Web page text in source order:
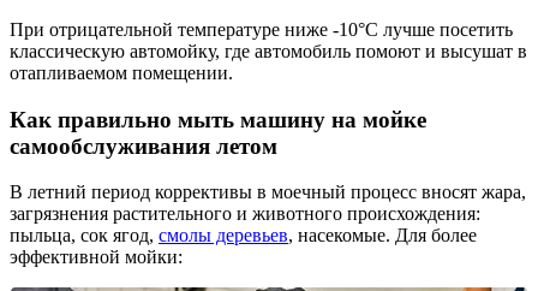
При отрицательной температуре ниже -10°C лучше посетить
классическую автомойку, где автомобиль помоют и высушат в
отапливаемом помещении.
Как правильно мыть машину на мойке
самообслуживания летом
В летний период коррективы в моечный процесс вносят жара,
загрязнения растительного и животного происхождения:
пыльца, сок ягод, смолы деревьев, насекомые. Для более
эффективной мойки: